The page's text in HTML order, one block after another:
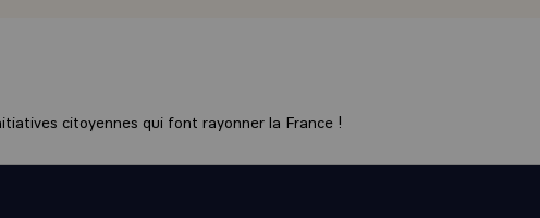
commune.
pratiquement la moitié de l'activité économique mondiale, par
citoyennes qui font rayonner la France !